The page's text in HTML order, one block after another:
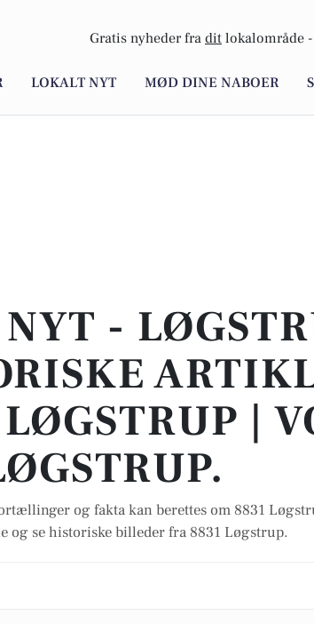
Gratis nyheder fra dit lokalområde -
LOKALT NYT MØD DINE NABOER
NYT -
|
og fakta kan berettes om 8831
og se historiske billeder fra 8831 Løgstrup.